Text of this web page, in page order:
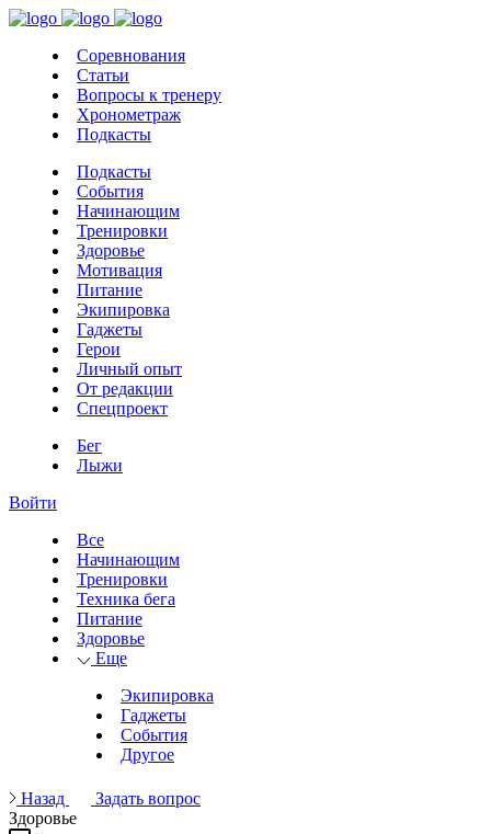
Соревнования
Статьи
Вопросы к тренеру
Хронометраж
Подкасты
Подкасты
События
Начинающим
Тренировки
Здоровье
Мотивация
Питание
Экипировка
Гаджеты
Герои
Личный опыт
От редакции
Спецпроект
Бег
Лыжи
Войти
Все
Начинающим
Тренировки
Техника бега
Питание
Здоровье
Еще
Экипировка
Гаджеты
События
Другое
Назад
Задать вопрос
Здоровье